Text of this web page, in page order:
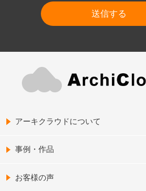
送信する
アーキクラウドについて
事例・作品
お客様の声